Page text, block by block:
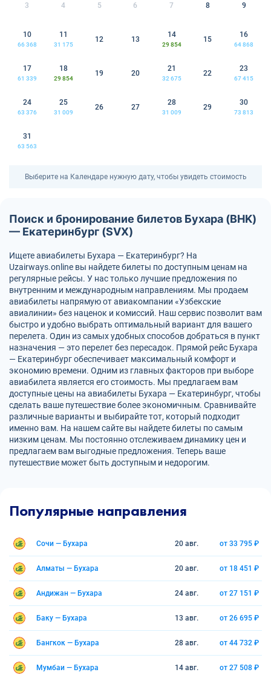
3 4 5 6 7 8 9
10
66 368
11
31 175
12 13
14
29 854
15
16
64 868
17
61 339
18
29 854
19 20
21
32 675
22
23
67 415
24
63 376
25
31 009
26 27
28
31 009
29
30
73 813
31
63 563
Выберите на Календаре нужную дату, чтобы увидеть стоимость
Поиск и бронирование билетов Бухара (BHK)
— Екатеринбург (SVX)
Ищете авиабилеты Бухара — Екатеринбург? На
Uzairways.online вы найдете билеты по доступным ценам на
регулярные рейсы. У нас только лучшие предложения по
внутренним и международным направлениям. Мы продаем
авиабилеты напрямую от авиакомпании «Узбекские
авиалинии» без наценок и комиссий. Наш сервис позволит вам
быстро и удобно выбрать оптимальный вариант для вашего
перелета. Один из самых удобных способов добраться в пункт
назначения — это перелет без пересадок. Прямой рейс Бухара
— Екатеринбург обеспечивает максимальный комфорт и
экономию времени. Одним из главных факторов при выборе
авиабилета является его стоимость. Мы предлагаем вам
доступные цены на авиабилеты Бухара — Екатеринбург, чтобы
сделать ваше путешествие более экономичным. Сравнивайте
различные варианты и выбирайте тот, который подходит
именно вам. На нашем сайте вы найдете билеты по самым
низким ценам. Мы постоянно отслеживаем динамику цен и
предлагаем вам выгодные предложения. Теперь ваше
путешествие может быть доступным и недорогим.
Популярные направления
Сочи — Бухара 20 авг. от 33 795 ₽
Алматы — Бухара 20 авг. от 18 451 ₽
Андижан — Бухара 24 авг. от 27 151 ₽
Баку — Бухара 13 авг. от 26 695 ₽
Бангкок — Бухара 28 авг. от 44 732 ₽
Мумбаи — Бухара 14 авг. от 27 508 ₽